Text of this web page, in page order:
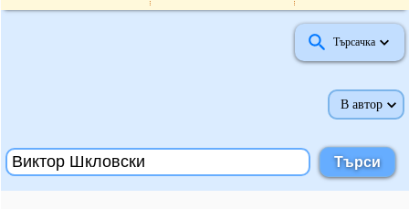
Търсачка
В автор